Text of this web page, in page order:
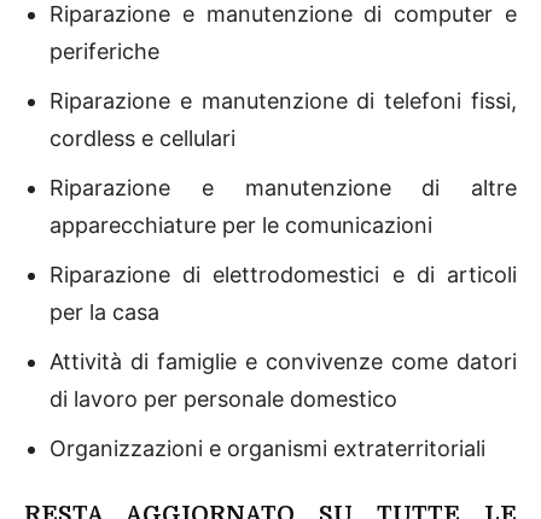
Riparazione e manutenzione di computer e
periferiche
Riparazione e manutenzione di telefoni fissi,
cordless e cellulari
Riparazione e manutenzione di altre
apparecchiature per le comunicazioni
Riparazione di elettrodomestici e di articoli
per la casa
Attività di famiglie e convivenze come datori
di lavoro per personale domestico
Organizzazioni e organismi extraterritoriali